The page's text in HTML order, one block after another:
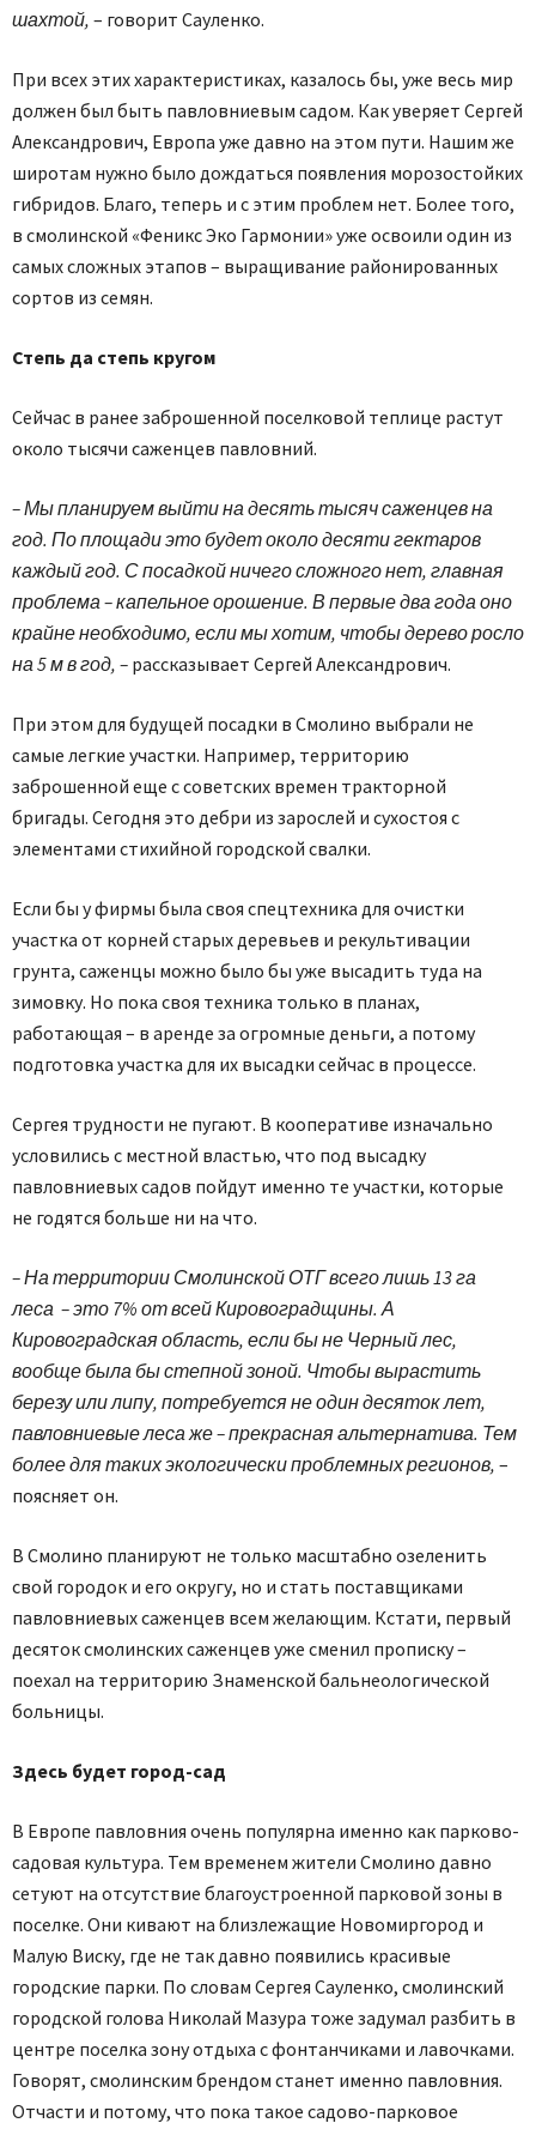
шахтой, – говорит Сауленко.
При всех этих характеристиках, казалось бы, уже весь мир
должен был быть павловниевым садом. Как уверяет Сергей
Александрович, Европа уже давно на этом пути. Нашим же
широтам нужно было дождаться появления морозостойких
гибридов. Благо, теперь и с этим проблем нет. Более того,
в смолинской «Феникс Эко Гармонии» уже освоили один из
самых сложных этапов – выращивание районированных
сортов из семян.
Степь да степь кругом
Сейчас в ранее заброшенной поселковой теплице растут
около тысячи саженцев павловний.
– Мы планируем выйти на десять тысяч саженцев на
год. По площади это будет около десяти гектаров
каждый год. С посадкой ничего сложного нет, главная
проблема – капельное орошение. В первые два года оно
крайне необходимо, если мы хотим, чтобы дерево росло
на 5 м в год, – рассказывает Сергей Александрович.
При этом для будущей посадки в Смолино выбрали не
самые легкие участки. Например, территорию
заброшенной еще с советских времен тракторной
бригады. Сегодня это дебри из зарослей и сухостоя с
элементами стихийной городской свалки.
Если бы у фирмы была своя спецтехника для очистки
участка от корней старых деревьев и рекультивации
грунта, саженцы можно было бы уже высадить туда на
зимовку. Но пока своя техника только в планах,
работающая – в аренде за огромные деньги, а потому
подготовка участка для их высадки сейчас в процессе.
Сергея трудности не пугают. В кооперативе изначально
условились с местной властью, что под высадку
павловниевых садов пойдут именно те участки, которые
не годятся больше ни на что.
– На территории Смолинской ОТГ всего лишь 13 га
леса – это 7% от всей Кировоградщины. А
Кировоградская область, если бы не Черный лес,
вообще была бы степной зоной. Чтобы вырастить
березу или липу, потребуется не один десяток лет,
павловниевые леса же – прекрасная альтернатива. Тем
более для таких экологически проблемных регионов, –
поясняет он.
В Смолино планируют не только масштабно озеленить
свой городок и его округу, но и стать поставщиками
павловниевых саженцев всем желающим. Кстати, первый
десяток смолинских саженцев уже сменил прописку –
поехал на территорию Знаменской бальнеологической
больницы.
Здесь будет город-сад
В Европе павловния очень популярна именно как парково-
садовая культура. Тем временем жители Смолино давно
сетуют на отсутствие благоустроенной парковой зоны в
поселке. Они кивают на близлежащие Новомиргород и
Малую Виску, где не так давно появились красивые
городские парки. По словам Сергея Сауленко, смолинский
городской голова Николай Мазура тоже задумал разбить в
центре поселка зону отдыха с фонтанчиками и лавочками.
Говорят, смолинским брендом станет именно павловния.
Отчасти и потому, что пока такое садово-парковое